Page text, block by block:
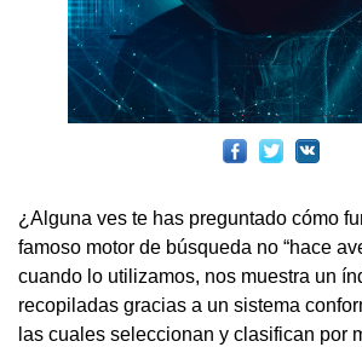
¿Alguna ves te has preguntado cómo
famoso motor de búsqueda no “hace
cuando lo utilizamos, nos muestra un
recopiladas gracias a un sistema
las cuales seleccionan y clasifican por